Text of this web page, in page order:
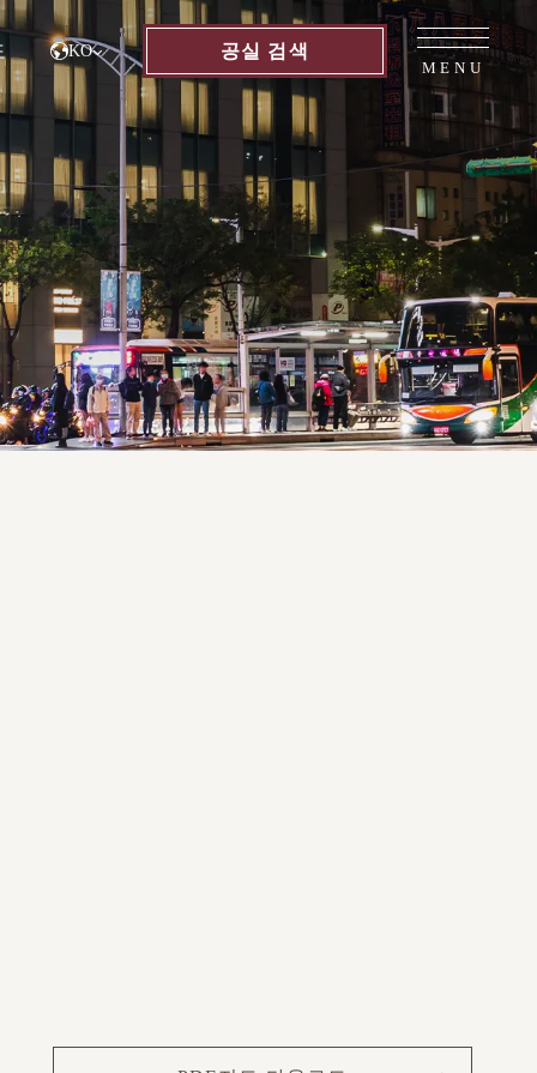
KO 공실 검색
MENU